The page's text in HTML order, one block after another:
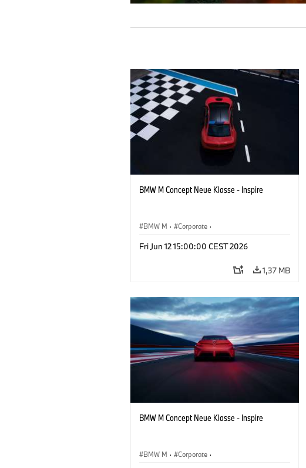
BMW M Concept Neue Klasse - Inspire
BMW M · Corporate ·
Fri Jun 12 15:00:00 CEST 2026
1,37 MB
BMW M Concept Neue Klasse - Inspire
BMW M · Corporate ·